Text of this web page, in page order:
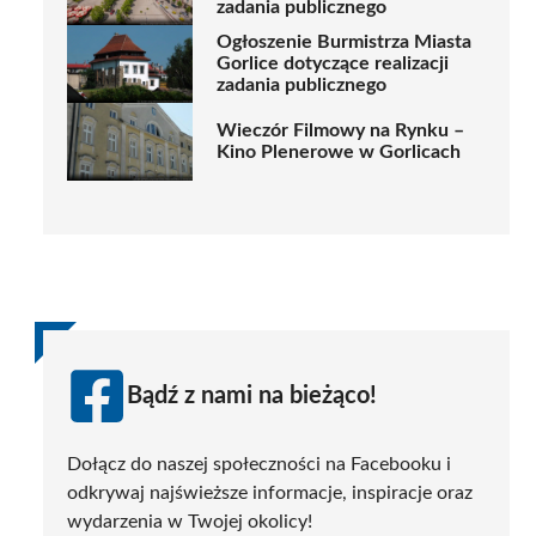
zadania publicznego
Ogłoszenie Burmistrza Miasta
Gorlice dotyczące realizacji
zadania publicznego
Wieczór Filmowy na Rynku –
Kino Plenerowe w Gorlicach
Bądź z nami na bieżąco!
Dołącz do naszej społeczności na Facebooku i
odkrywaj najświeższe informacje, inspiracje oraz
wydarzenia w Twojej okolicy!